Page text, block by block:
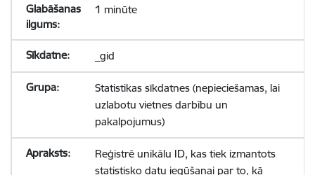
1 minūte
_gid
Statistikas sīkdatnes (nepieciešamas, lai
uzlabotu vietnes darbību un
pakalpojumus)
Reģistrē unikālu ID, kas tiek izmantots
statistisko datu iegūšanai par to, kā